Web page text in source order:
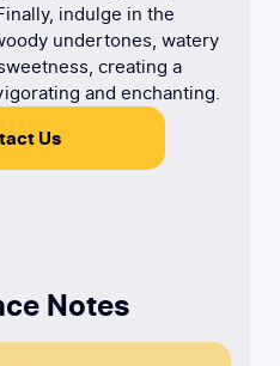
indulge in the
undertones, watery
creating a
and enchanting.
Us
Notes